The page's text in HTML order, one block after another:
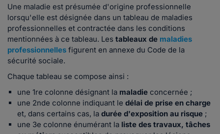
Une maladie est présumée d'origine professionnelle
lorsqu'elle est désignée dans un tableau de maladies
professionnelles et contractée dans les conditions
mentionnées à ce tableau. Les tableaux de maladies
professionnelles figurent en annexe du Code de la
sécurité sociale.
Chaque tableau se compose ainsi :
une 1re colonne désignant la maladie concernée ;
une 2nde colonne indiquant le délai de prise en charge
et, dans certains cas, la durée d'exposition au risque ;
une 3e colonne énumérant la liste des travaux, tâches